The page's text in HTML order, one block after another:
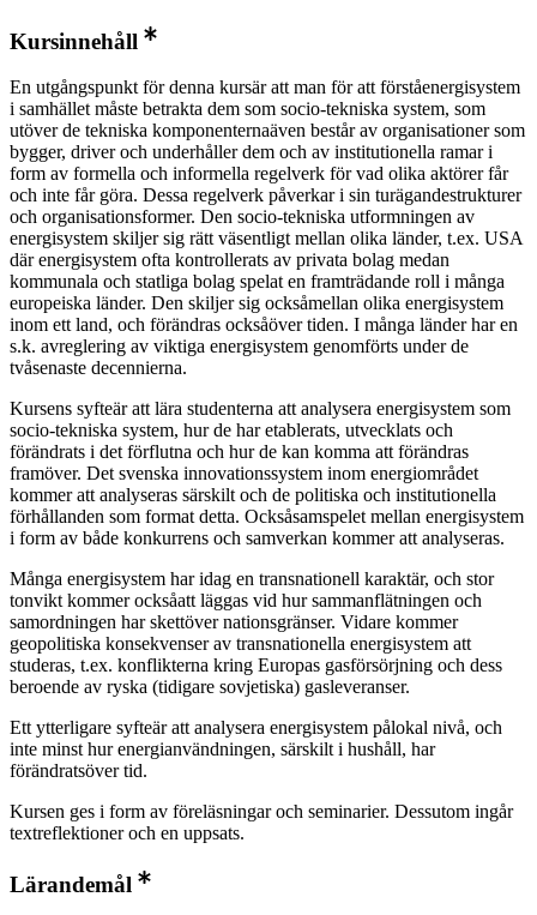
Kursinnehåll
En utgångspunkt för denna kursär att man för att förståenergisystem
i samhället måste betrakta dem som socio-tekniska system, som
utöver de tekniska komponenternaäven består av organisationer som
bygger, driver och underhåller dem och av institutionella ramar i
form av formella och informella regelverk för vad olika aktörer får
och inte får göra. Dessa regelverk påverkar i sin turägandestrukturer
och organisationsformer. Den socio-tekniska utformningen av
energisystem skiljer sig rätt väsentligt mellan olika länder, t.ex. USA
där energisystem ofta kontrollerats av privata bolag medan
kommunala och statliga bolag spelat en framträdande roll i många
europeiska länder. Den skiljer sig ocksåmellan olika energisystem
inom ett land, och förändras ocksåöver tiden. I många länder har en
s.k. avreglering av viktiga energisystem genomförts under de
tvåsenaste decennierna.
Kursens syfteär att lära studenterna att analysera energisystem som
socio-tekniska system, hur de har etablerats, utvecklats och
förändrats i det förflutna och hur de kan komma att förändras
framöver. Det svenska innovationssystem inom energiområdet
kommer att analyseras särskilt och de politiska och institutionella
förhållanden som format detta. Ocksåsamspelet mellan energisystem
i form av både konkurrens och samverkan kommer att analyseras.
Många energisystem har idag en transnationell karaktär, och stor
tonvikt kommer ocksåatt läggas vid hur sammanflätningen och
samordningen har skettöver nationsgränser. Vidare kommer
geopolitiska konsekvenser av transnationella energisystem att
studeras, t.ex. konflikterna kring Europas gasförsörjning och dess
beroende av ryska (tidigare sovjetiska) gasleveranser.
Ett ytterligare syfteär att analysera energisystem pålokal nivå, och
inte minst hur energianvändningen, särskilt i hushåll, har
förändratsöver tid.
Kursen ges i form av föreläsningar och seminarier. Dessutom ingår
textreflektioner och en uppsats.
Lärandemål